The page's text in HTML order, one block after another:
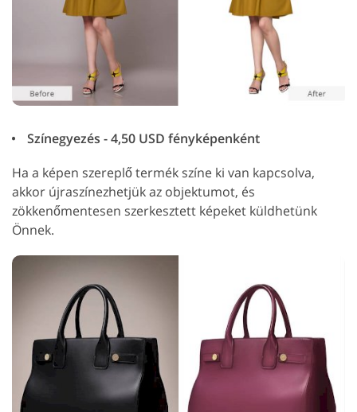
Színegyezés - 4,50 USD fényképenként
Ha a képen szereplő termék színe ki van kapcsolva,
akkor újraszínezhetjük az objektumot, és
zökkenőmentesen szerkesztett képeket küldhetünk
Önnek.